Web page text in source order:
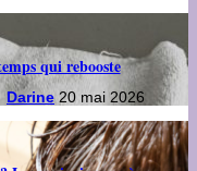
qui rebooste
Darine 20 mai 2026